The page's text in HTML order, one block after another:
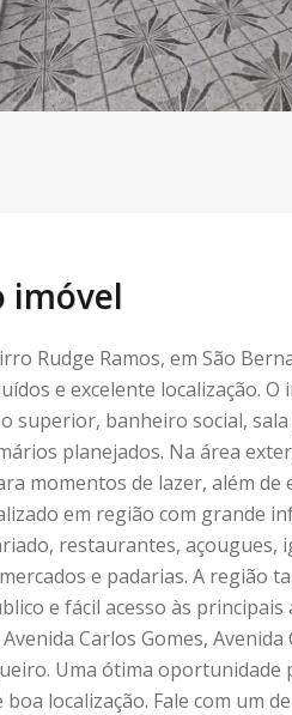
imóvel
Rudge Ramos, em São
e excelente localização. O
superior, banheiro social,
planejados. Na área
momentos de lazer, além de
em região com grande
restaurantes, açougues,
e padarias. A região
e fácil acesso às principais
Carlos Gomes,
Uma ótima oportunidade
localização. Fale com um